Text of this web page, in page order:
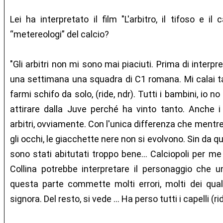
Lei ha interpretato il film "L'arbitro, il tifoso e il
“metereologi” del calcio?
"Gli arbitri non mi sono mai piaciuti. Prima di
una settimana una squadra di C1 romana. Mi calai
farmi schifo da solo, (ride, ndr). Tutti i bambini, io
attirare dalla Juve perché ha vinto tanto. Anche
arbitri, ovviamente. Con l'unica differenza che
gli occhi, le giacchette nere non si evolvono. Sin da
sono stati abitutati troppo bene... Calciopoli per
Collina potrebbe interpretare il personaggio che
questa parte commette molti errori, molti dei
signora. Del resto, si vede … Ha perso tutti i capelli